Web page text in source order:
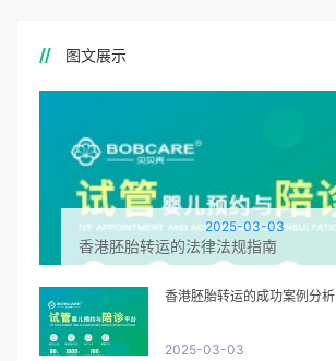
图文展示
2025-03-03
香港胚胎转运的法律法规指南
香港胚胎转运的成功案例分析
2025-03-03